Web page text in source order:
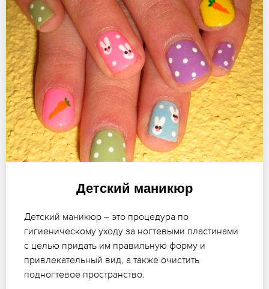
Детский маникюр
Детский маникюр – это процедура по
гигиеническому уходу за ногтевыми пластинами
с целью придать им правильную форму и
привлекательный вид, а также очистить
подногтевое пространство.